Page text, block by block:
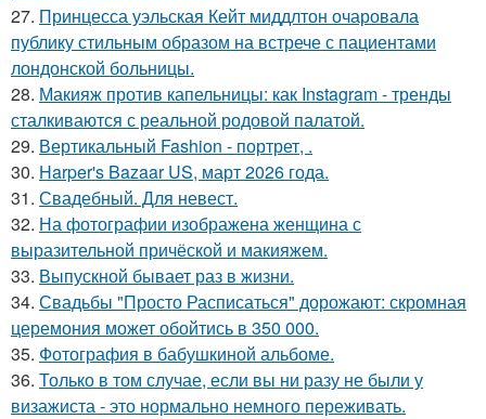
27. Принцесса уэльская Кейт миддлтон очаровала
публику стильным образом на встрече с пациентами
лондонской больницы.
28. Макияж против капельницы: как Instagram - тренды
сталкиваются с реальной родовой палатой.
29. Вертикальный Fashion - портрет, .
30. Harper's Bazaar US, март 2026 года.
31. Свадебный. Для невест.
32. На фотографии изображена женщина с
выразительной причёской и макияжем.
33. Выпускной бывает раз в жизни.
34. Свадьбы "Просто Расписаться" дорожают: скромная
церемония может обойтись в 350 000.
35. Фотография в бабушкиной альбоме.
36. Только в том случае, если вы ни разу не были у
визажиста - это нормально немного переживать.